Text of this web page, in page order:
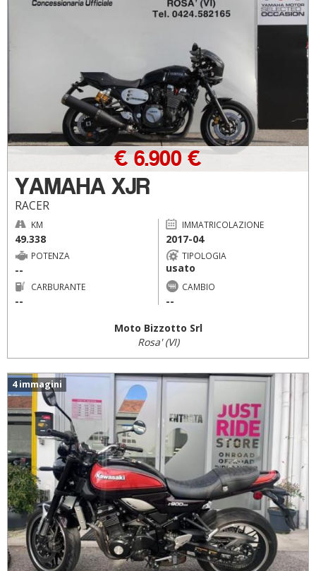
YAMAHA XJR
RACER
€ 6.900 €
KM
49.338
IMMATRICOLAZIONE
2017-04
POTENZA
--
TIPOLOGIA
usato
CARBURANTE
--
CAMBIO
--
Moto Bizzotto Srl
Rosa' (VI)
4 immagini